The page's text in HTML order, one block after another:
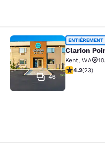
Clarion Pointe
46
ENTIÈREMENT
Clarion
Kent, WA
4.22 étoiles.
4.2(23)